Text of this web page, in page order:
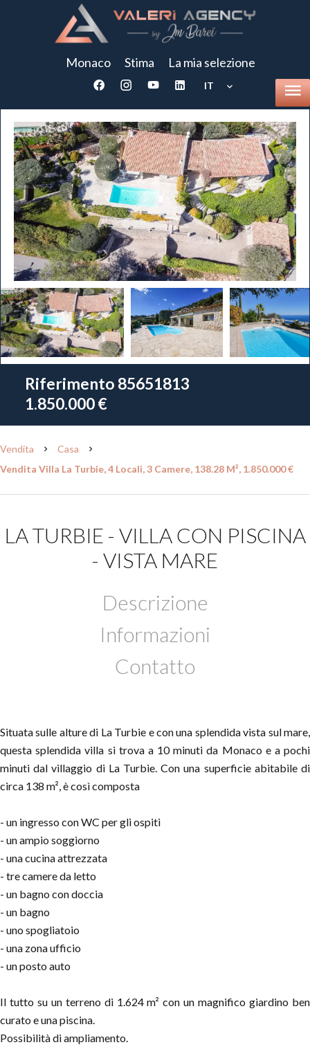
Monaco Stima La mia selezione
IT
Riferimento 85651813
1.850.000 €
Vendita
Casa
Vendita Villa La Turbie, 4 Locali, 3 Camere, 138.28 M², 1.850.000 €
LA TURBIE - VILLA CON PISCINA
- VISTA MARE
Descrizione
Informazioni
Contatto
Situata sulle alture di La Turbie e con una splendida vista sul mare,
questa splendida villa si trova a 10 minuti da Monaco e a pochi
minuti dal villaggio di La Turbie. Con una superficie abitabile di
circa 138 m², è così composta
- un ingresso con WC per gli ospiti
- un ampio soggiorno
- una cucina attrezzata
- tre camere da letto
- un bagno con doccia
- un bagno
- uno spogliatoio
- una zona ufficio
- un posto auto
Il tutto su un terreno di 1.624 m² con un magnifico giardino ben
curato e una piscina.
Possibilità di ampliamento.